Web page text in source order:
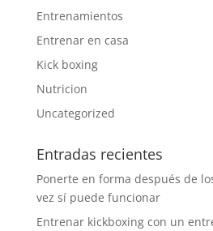
Entrenamientos
Entrenar en casa
Kick boxing
Nutricion
Uncategorized
Entradas recientes
Ponerte en forma después de
vez sí puede funcionar
Entrenar kickboxing con un